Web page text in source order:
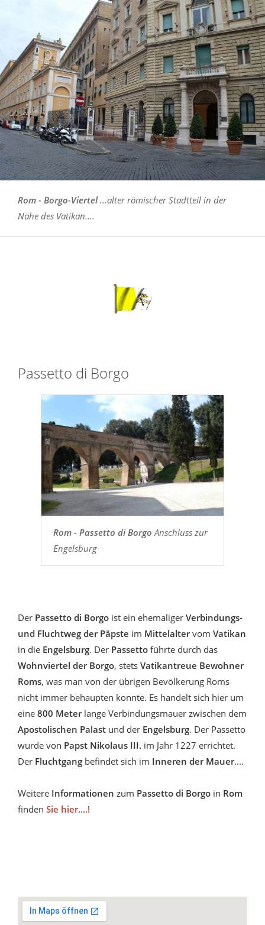
Rom - Borgo-Viertel...alter römischer Stadtteil in der
Nähe des Vatikan....
Passetto di Borgo
Rom - Passetto di Borgo Anschluss zur
Engelsburg
Der Passetto di Borgo ist ein ehemaliger Verbindungs-
und Fluchtweg der Päpste im Mittelaltervom Vatikan
in die Engelsburg. Der Passetto führte durch das
Wohnviertel der Borgo, stets Vatikantreue Bewohner
Roms, was man von der übrigen Bevölkerung Roms
nicht immer behaupten konnte. Es handelt sich hier um
eine 800 Meterlange Verbindungsmauer zwischen dem
Apostolischen Palast und der Engelsburg. Der Passetto
wurde von Papst Nikolaus III. im Jahr 1227 errichtet.
Der Fluchtgang befindet sich im Inneren der Mauer....
Weitere Informationen zum Passetto di Borgo in Rom
finden Sie hier....!